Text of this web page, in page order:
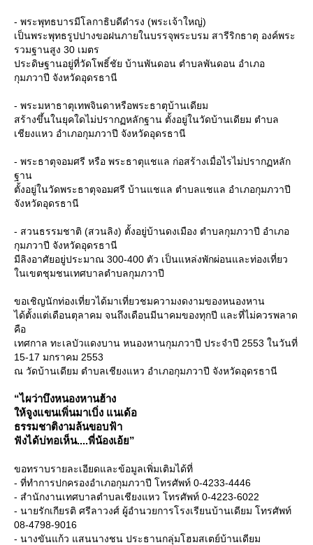
- พระพุทธบารมีโลกาธิบดีดำรง (พระเจ้าใหญ่)
เป็นพระพุทธรูปปางขอฝนภายในบรรจุพระบรม สารีริกธาตุ องค์พระ
รวมฐานสูง 30 เมตร
ประดิษฐานอยู่ที่วัดโพธิ์ชัย บ้านพันดอน ตำบลพันดอน อำเภอ
กุมภวาปี จังหวัดอุดรธานี
- พระมหาธาตุเทพจินดาหรือพระธาตุบ้านเดียม
สร้างขึ้นในยุคใดไม่ปรากฏหลักฐาน ตั้งอยู่ในวัดบ้านเดียม ตำบล
เชียงแหว อำเภอกุมภวาปี จังหวัดอุดรธานี
- พระธาตุจอมศรี หรือ พระธาตุแชแล ก่อสร้างเมื่อไรไม่ปรากฏหลัก
ฐาน
ตั้งอยู่ในวัดพระธาตุจอมศรี บ้านแชแล ตำบลแชแล อำเภอกุมภวาปี
จังหวัดอุดรธานี
- สวนธรรมชาติ (สวนลิง) ตั้งอยู่บ้านดงเมือง ตำบลกุมภวาปี อำเภอ
กุมภวาปี จังหวัดอุดรธานี
มีลิงอาศัยอยู่ประมาณ 300-400 ตัว เป็นแหล่งพักผ่อนและท่องเที่ยว
นเขตชุมชนเทศบาลตำบลกุมภวาปี
ขอเชิญนักท่องเที่ยวได้มาเที่ยวชมความงดงามของหนองหาน
ได้ตั้งแต่เดือนตุลาคม จนถึงเดือนมีนาคมของทุกปี และที่ไม่ควรพลาด
คือ
เทศกาล ทะเลบัวแดงบาน หนองหานกุมภวาปี ประจำปี 2553 ในวันที่
15-17 มกราคม 2553
ณ วัดบ้านเดียม ตำบลเชียงแหว อำเภอกุมภวาปี จังหวัดอุดรธานี
“ไผว่าบึงหนองหานฮ้าง
ห้จูงแขนเพิ่นมาเบิ่ง แนเด้อ
ธรรมชาติงามล้นขอบฟ้า
ฟังได้บ่ทอเห็น....พี่น้องเอ้ย”
ขอทราบรายละเอียดและข้อมูลเพิ่มเติมได้ที่
- ที่ทำการปกครองอำเภอกุมภวาปี โทรศัพท์ 0-4233-4446
- สำนักงานเทศบาลตำบลเชียงแหว โทรศัพท์ 0-4223-6022
- นายรักเกียรติ ศรีลาวงศ์ ผู้อำนวยการโรงเรียนบ้านเดียม โทรศัพท์
08-4798-9016
- นางขันแก้ว แสนนางชน ประธานกลุ่มโฮมสเตย์บ้านเดียม